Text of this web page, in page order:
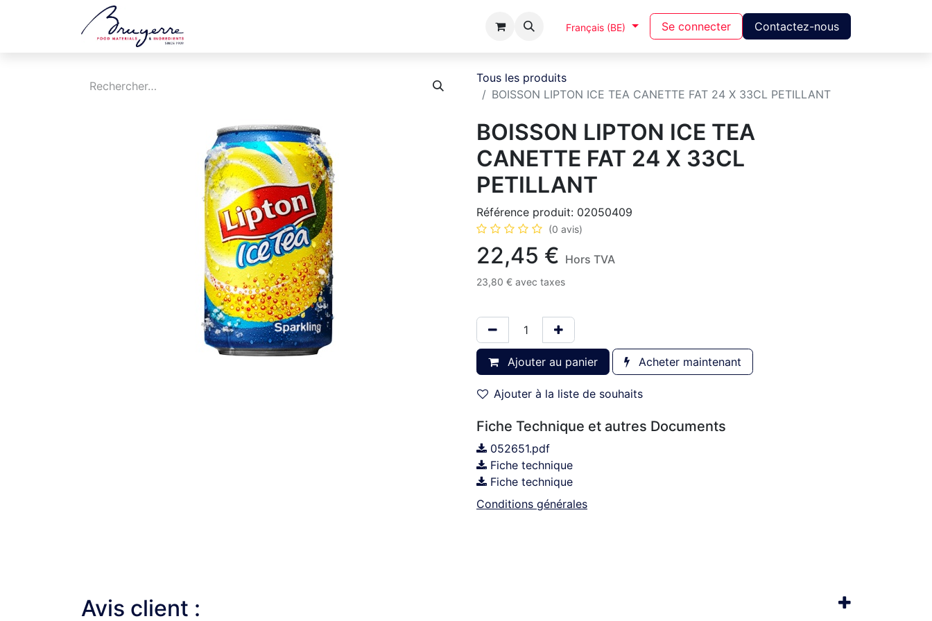
A Propos Français (BE) Se connecter Contactez-nous
Tous les produits
BOISSON LIPTON ICE TEA CANETTE FAT 24 X 33CL PETILLANT
BOISSON LIPTON ICE TEA
CANETTE FAT 24 X 33CL
PETILLANT
Référence produit: 02050409
(0 avis)
22,45 € Hors TVA
23,80 € avec taxes
Ajouter au panier Acheter maintenant
Ajouter à la liste de souhaits
Fiche Technique et autres Documents
052651.pdf
Fiche technique
Fiche technique
Conditions générales
Avis client :